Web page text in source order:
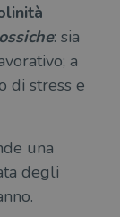
: sia
a
di stress e
una
degli